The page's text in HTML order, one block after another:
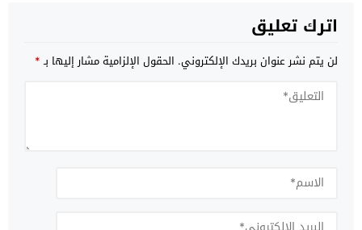
اترك تعليق
لن يتم نشر عنوان بريدك الإلكتروني. الحقول الإلزامية مشار إليها بـ*